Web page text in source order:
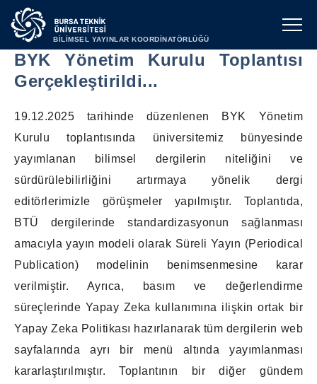
BİLİMSEL YAYINLAR KOORDİNATÖRLÜĞÜ
BYK Yönetim Kurulu Toplantısı
Gerçekleştirildi...
19.12.2025 tarihinde düzenlenen BYK Yönetim
Kurulu toplantısında üniversitemiz bünyesinde
yayımlanan bilimsel dergilerin niteliğini ve
sürdürülebilirliğini artırmaya yönelik dergi
editörlerimizle görüşmeler yapılmıştır. Toplantıda,
BTÜ dergilerinde standardizasyonun sağlanması
amacıyla yayın modeli olarak Süreli Yayın (Periodical
Publication) modelinin benimsenmesine karar
verilmiştir. Ayrıca, basım ve değerlendirme
süreçlerinde Yapay Zeka kullanımına ilişkin ortak bir
Yapay Zeka Politikası hazırlanarak tüm dergilerin web
sayfalarında ayrı bir menü altında yayımlanması
kararlaştırılmıştır.Toplantının bir diğer gündem